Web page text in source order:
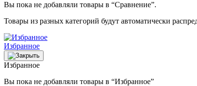
Вы пока не добавляли товары в “Сравнение”.
Товары из разных категорий будут автоматически
Избранное
Избранное
Вы пока не добавляли товары в “Избранное”